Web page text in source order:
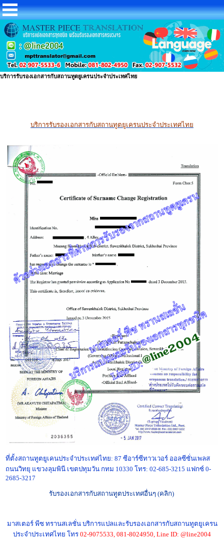
บริการรับรองเอกสารกับสถานทูตยูเครนประจำประเทศไทย
บริการรับรองเอกสารกับสถานทูตยูเครนประจำประเทศไทย
ที่ตั้งสถานทูตยูเคนประจำประเทศไทย: 87 ซีอาร์ซีทาวเวอร์ ออลซีซั่นเพลส
ถนนวิทยุ แขวงลุมพินี เขตปทุมวัน กทม 10330 โทร: 02-685-3215 แฟกซ์ 0-
2685-3217
รับรองเอกสารกับสถานทูตประเทศอื่นๆ (คลิก)
มาสเตอร์ พีซ ทรานสเลชั่น บริการแปลและรับรองเอกสารกับสถานทูตยูเครน
ประจำประเทศไทย โทร 02-9075533, 081-8024950, Line ID: @line2004